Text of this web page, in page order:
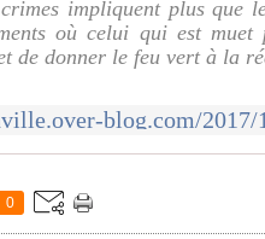
impliquent plus que
où celui qui est muet
de donner le feu vert à la
blog.com/
0